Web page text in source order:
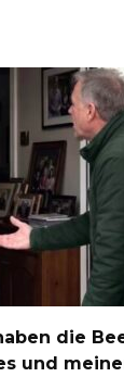
die
und